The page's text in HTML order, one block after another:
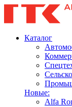
Каталог
Новые:
Alfa